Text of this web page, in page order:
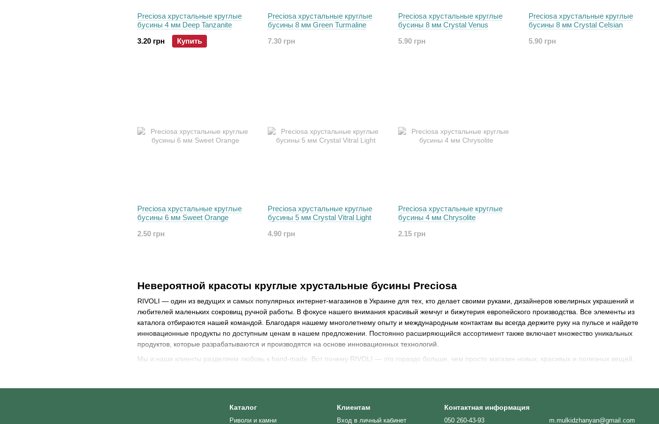
Невероятной красоты круглые хрустальные бусины Preciosa
RIVOLI — один из ведущих и самых популярных интернет-магазинов в Украине для тех, кто делает своими руками, дизайнеров ювелирных украшений и
любителей маленьких сокровищ ручной работы. В фокусе нашего внимания красивый жемчуг и бижутерия европейского производства. Все элементы из
каталога отбираются нашей командой. Благодаря нашему многолетнему опыту и международным контактам вы всегда держите руку на пульсе и найдете
инновационные продукты по доступным ценам в нашем предложении. Постоянно расширяющийся ассортимент также включает множество уникальных
продуктов, которые разрабатываются и производятся на основе инновационных технологий.
Мы и наши клиенты разделяем любовь к hand-made. Вот почему RIVOLI — это гораздо больше, чем просто магазин новых, красивых и полезных вещей.
Preciosa хрустальные круглые
бусины 4 мм Deep Tanzanite
3.20 грн
Купить
Preciosa хрустальные круглые
бусины 8 мм Green Turmaline
7.30 грн
Preciosa хрустальные круглые
бусины 8 мм Crystal Venus
5.90 грн
Preciosa хрустальные круглые
бусины 8 мм Crystal Celsian
5.90 грн
Preciosa хрустальные круглые
бусины 6 мм Sweet Orange
2.50 грн
Preciosa хрустальные круглые
бусины 5 мм Crystal Vitral Light
4.90 грн
Preciosa хрустальные круглые
бусины 4 мм Chrysolite
2.15 грн
Каталог
Риволи и камни
Клиентам
Вход в личный кабинет
Контактная информация
050 260-43-93 m.mulkidzhanyan@gmail.com